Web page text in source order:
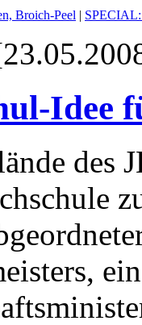
Broich-Peel |
Idee
des